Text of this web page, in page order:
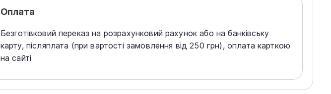
Оплата
Безготівковий переказ на розрахунковий рахунок або на банківську
карту, післяплата (при вартості замовлення від 250 грн), оплата карткою
на сайті